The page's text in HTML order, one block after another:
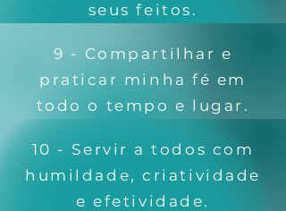
seus feitos.
9 - Compartilhar e
praticar minha fé em
todo o tempo e lugar.
10 - Servir a todos com
humildade, criatividade
e efetividade.